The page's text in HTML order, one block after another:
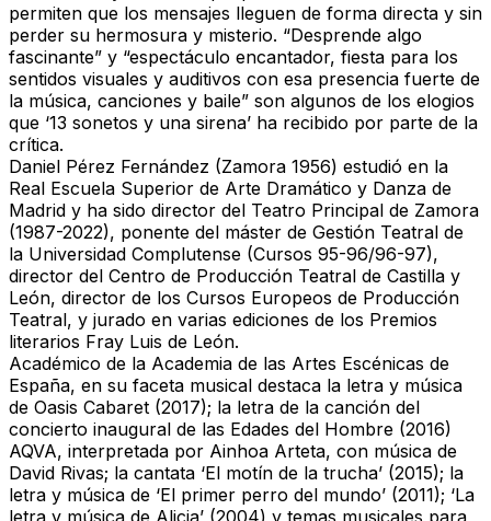
permiten que los mensajes lleguen de forma directa y sin
perder su hermosura y misterio. “Desprende algo
fascinante” y “espectáculo encantador, fiesta para los
sentidos visuales y auditivos con esa presencia fuerte de
la música, canciones y baile” son algunos de los elogios
que ‘13 sonetos y una sirena’ ha recibido por parte de la
crítica.
Daniel Pérez Fernández (Zamora 1956) estudió en la
Real Escuela Superior de Arte Dramático y Danza de
Madrid y ha sido director del Teatro Principal de Zamora
(1987-2022), ponente del máster de Gestión Teatral de
la Universidad Complutense (Cursos 95-96/96-97),
director del Centro de Producción Teatral de Castilla y
León, director de los Cursos Europeos de Producción
Teatral, y jurado en varias ediciones de los Premios
literarios Fray Luis de León.
Académico de la Academia de las Artes Escénicas de
España, en su faceta musical destaca la letra y música
de Oasis Cabaret (2017); la letra de la canción del
concierto inaugural de las Edades del Hombre (2016)
AQVA, interpretada por Ainhoa Arteta, con música de
David Rivas; la cantata ‘El motín de la trucha’ (2015); la
letra y música de ‘El primer perro del mundo’ (2011); ‘La